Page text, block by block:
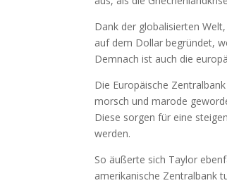
Dank der globalisierten
auf dem Dollar begründet,
Demnach ist auch die
Die Europäische
morsch und marode
Diese sorgen für eine
werden.
So äußerte sich Taylor
amerikanische Zentralbank